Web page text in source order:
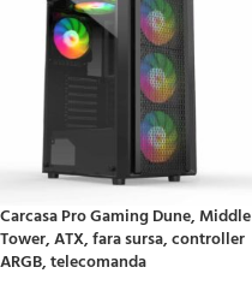
Carcasa Pro Gaming Dune, Middle
Tower, ATX, fara sursa, controller
ARGB, telecomanda